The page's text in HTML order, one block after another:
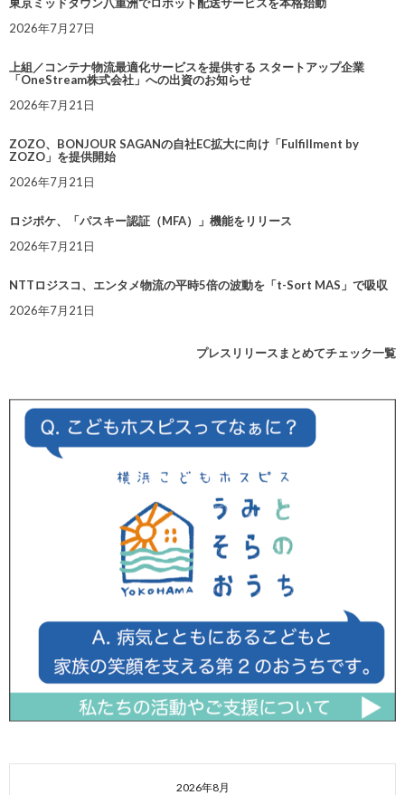
2026年7月27日
上組／コンテナ物流最適化サービスを提供する スタートアップ企業
「OneStream株式会社」への出資のお知らせ
2026年7月21日
ZOZO、BONJOUR SAGANの自社EC拡大に向け「Fulfillment by
ZOZO」を提供開始
2026年7月21日
ロジポケ、「パスキー認証（MFA）」機能をリリース
2026年7月21日
NTTロジスコ、エンタメ物流の平時5倍の波動を「t-Sort MAS」で吸収
2026年7月21日
プレスリリースまとめてチェック一覧
2026年8月